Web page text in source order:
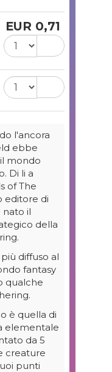
EUR 0,71
l'ancora
ebbe
mondo
Di li a
of The
editore di
nato il
della
diffuso al
fantasy
qualche
è quella di
elementale
da 5
creature
punti